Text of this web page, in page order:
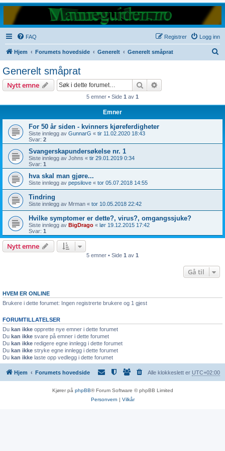
FAQ Logg inn
Registrer
Hjem Forumets hovedside Generelt Generelt småprat
Generelt småprat
Nytt emne Søk
5 emner • Side 1 av 1
Emner
For 50 år siden - kvinners kjøreferdigheter
Siste innlegg av GunnarG « tir 11.02.2020 18:43
Svar: 2
Svangerskapundersøkelse nr. 1
Siste innlegg av Johns « tir 29.01.2019 0:34
Svar: 1
hva skal man gjøre...
Siste innlegg av pepsilove « tor 05.07.2018 14:55
Tindring
Siste innlegg av Mrman « tor 10.05.2018 22:42
Hvilke symptomer er dette?, virus?, omgangssjuke?
Siste innlegg av BigDrago « lør 19.12.2015 17:42
Svar: 1
Nytt emne
5 emner • Side 1 av 1
Gå til
HVEM ER ONLINE
Brukere i dette forumet: Ingen registrerte brukere og 1 gjest
FORUMTILLATELSER
Du kan ikke opprette nye emner i dette forumet
Du kan ikke svare på emner i dette forumet
Du kan ikke redigere egne innlegg i dette forumet
Du kan ikke stryke egne innlegg i dette forumet
Du kan ikke laste opp vedlegg i dette forumet
Hjem Forumets hovedside Alle klokkeslett er UTC+02:00
Kjører på phpBB® Forum Software © phpBB Limited
Personvern | Vilkår